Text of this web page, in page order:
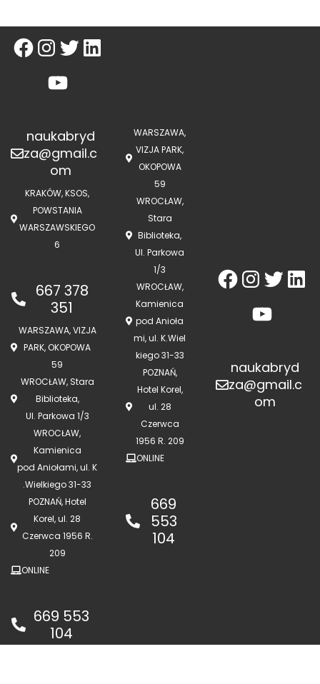
naukabryd
za@gmail.c
om
KRAKÓW, KSOS,
POWSTANIA
WARSZAWSKIEGO
6
667 378
351
WARSZAWA, VIZJA
PARK, OKOPOWA
59
WROCŁAW, Stara
Biblioteka,
Ul. Parkowa 1/3
WROCŁAW,
Kamienica
pod Aniołami, ul. K
.Wielkiego 31-33
POZNAŃ, Hotel
Korel, ul. 28
Czerwca 1956 R.
209
ONLINE
669 553
104
WARSZAWA,
VIZJA PARK,
OKOPOWA
59
WROCŁAW,
Stara
Biblioteka,
Ul. Parkowa
1/3
WROCŁAW,
Kamienica
pod Anioła
mi, ul. K.Wiel
kiego 31-33
POZNAŃ,
Hotel Korel,
ul. 28
Czerwca
1956 R. 209
ONLINE
669
553
104
naukabryd
za@gmail.c
om